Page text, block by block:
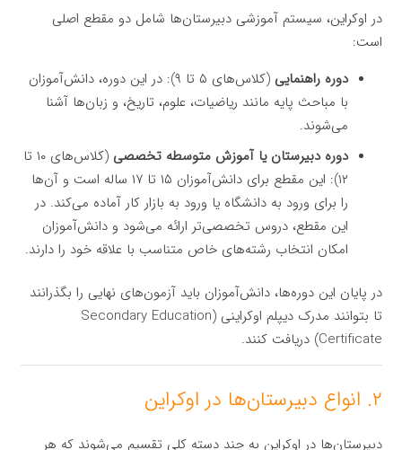
در اوکراین، سیستم آموزشی دبیرستان‌ها شامل دو مقطع اصلی
است:
دوره راهنمایی
(کلاس‌های ۵ تا ۹): در این دوره، دانش‌آموزان
با مباحث پایه مانند ریاضیات، علوم، تاریخ، و زبان‌ها آشنا
می‌شوند.
دوره دبیرستان یا آموزش متوسطه تخصصی
(کلاس‌های ۱۰ تا
۱۲): این مقطع برای دانش‌آموزان ۱۵ تا ۱۷ ساله است و آن‌ها
را برای ورود به دانشگاه یا ورود به بازار کار آماده می‌کند. در
این مقطع، دروس تخصصی‌تر ارائه می‌شود و دانش‌آموزان
امکان انتخاب رشته‌های خاص متناسب با علاقه خود را دارند.
در پایان این دوره‌ها، دانش‌آموزان باید آزمون‌های نهایی را بگذرانند
تا بتوانند مدرک دیپلم اوکراینی (Secondary Education
Certificate) دریافت کنند.
۲. انواع دبیرستان‌ها در اوکراین
دبیرستان‌ها در اوکراین به چند دسته کلی تقسیم می‌شوند که هر